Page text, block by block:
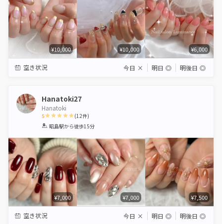
¥10,000 ¥10,000 ¥6,000
空き状況 今日 × 明日 ◎ 明後日 ◎
Hanatoki27
Hanatoki
5
1 2 3 4 5
(12件)
昭島駅から徒歩15分
¥7,000 ¥7,000 ¥7,500
空き状況 今日 × 明日 ◎ 明後日 ◎